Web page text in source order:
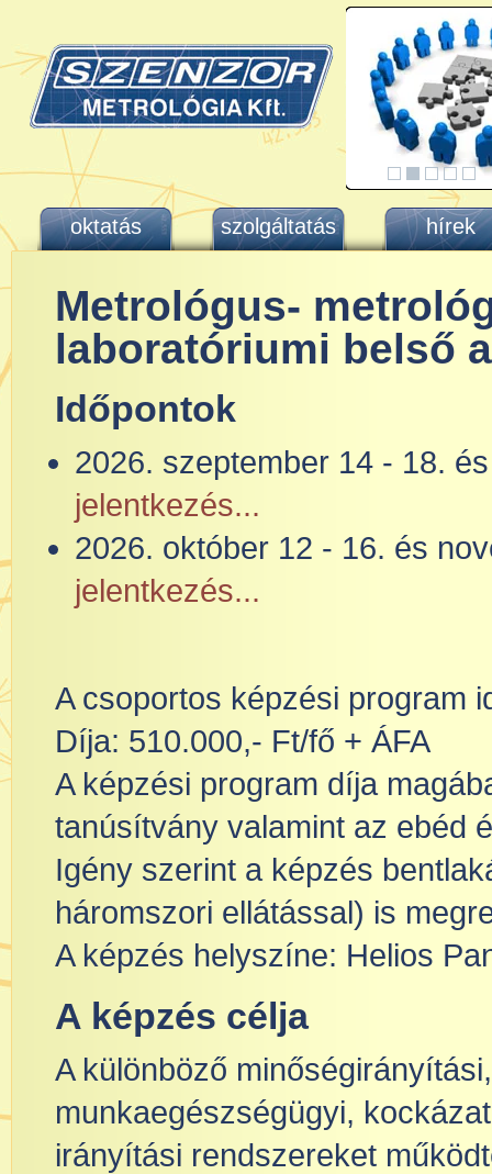
oktatás szolgáltatás hírek
Metrológus-
laboratóriumi belső
Időpontok
2026. szeptember 14 - 18.
jelentkezés...
2026. október 12 - 16. és
jelentkezés...
A csoportos képzési program
Díja: 510.000,- Ft/fő + ÁFA
A képzési program díja
tanúsítvány valamint az ebéd
Igény szerint a képzés
háromszori ellátással) is
A képzés helyszíne: Helios
A képzés célja
A különböző
munkaegészségügyi,
irányítási rendszereket